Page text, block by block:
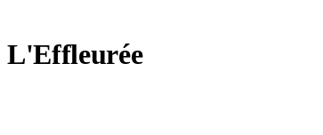
L'Effleurée